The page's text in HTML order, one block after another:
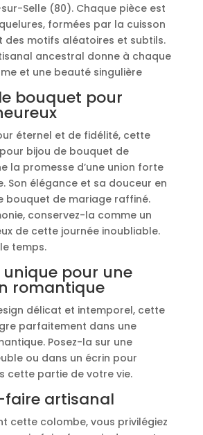
Selle (80). Chaque pièce est
formées par la cuisson
des motifs aléatoires et subtils.
ancestral donne à chaque
et une beauté singulière
bouquet pour
éternel et de fidélité, cette
bijou de bouquet de
la promesse d’une union forte
Son élégance et sa douceur en
bouquet de mariage raffiné.
conservez-la comme un
de cette journée inoubliable.
temps.
unique pour une
romantique
délicat et intemporel, cette
parfaitement dans une
Posez-la sur une
ou dans un écrin pour
cette partie de votre vie.
faire artisanal
cette colombe, vous privilégiez